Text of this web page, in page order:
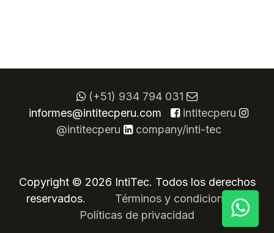
(+51) 934 794 031
informes@intitecperu.com
intitecperu
@intitecperu
company/inti-tec
Copyright © 2026 IntiTec. Todos los derechos
reservados.
​Términos y condiciones
Políticas de privacidad